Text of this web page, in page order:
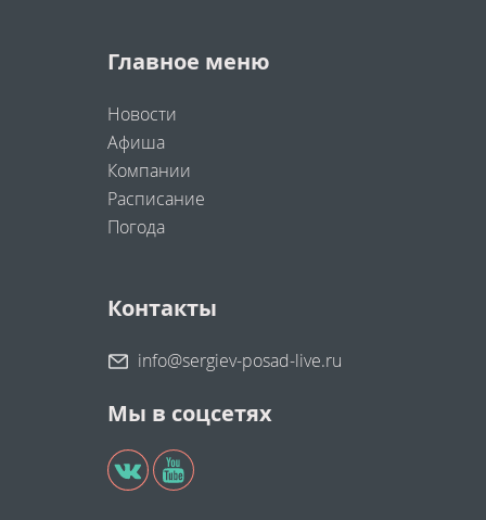
Главное меню
Новости
Афиша
Компании
Расписание
Погода
Контакты
info@sergiev-posad-live.ru
Мы в соцсетях